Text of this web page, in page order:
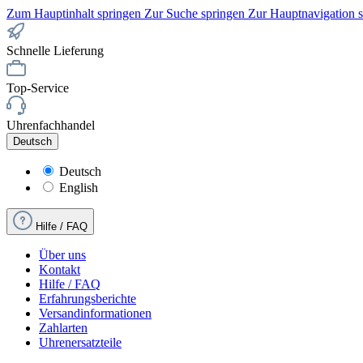
Zum Hauptinhalt springen Zur Suche springen Zur Hauptnavigation
Schnelle Lieferung
Top-Service
Uhrenfachhandel
Deutsch
Deutsch
English
Hilfe / FAQ
Über uns
Kontakt
Hilfe / FAQ
Erfahrungsberichte
Versandinformationen
Zahlarten
Uhrenersatzteile